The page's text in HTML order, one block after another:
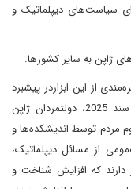
سیاست‌های دیپلماتیک و
از این ابزاردر پیشبرد
دیپلماسی، در اسناد مذکور مشهود است. مطابق سند 2025، دولتمردان ژاپن
مردم توسط اندیشکده‌ها و
از مسائل دیپلماتیک،
دارند که افزایش شناخت و